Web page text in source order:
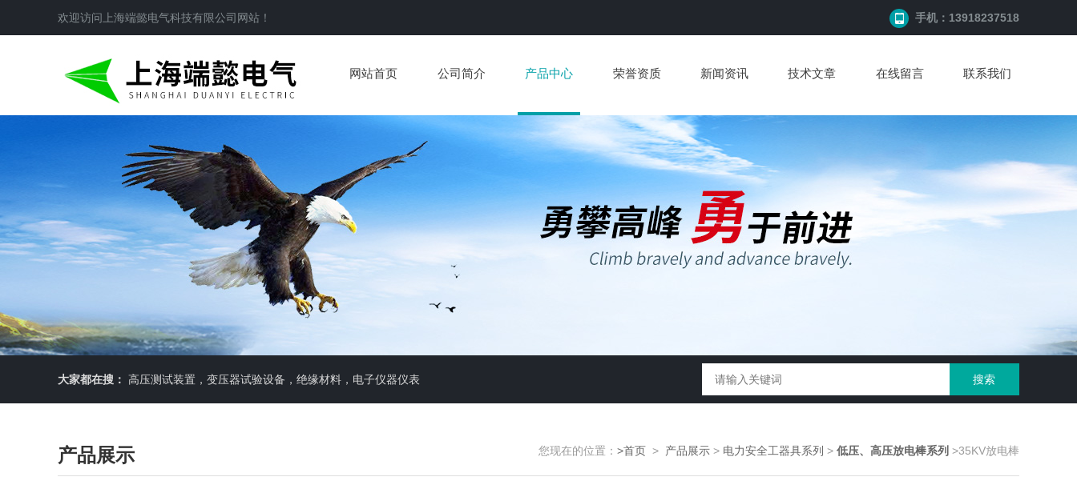
欢迎访问 上海端懿电气科技有限公司 网站！ 手机：13918237518
网站首页 公司简介 产品中心 荣誉资质 新闻资讯 技术文章 在线留言 联系我们
大家都在搜： 高压测试装置，变压器试验设备，绝缘材料，电子仪器仪表
产品展示 您现在的位置： >首页 > 产品展示 > 电力安全工器具系列 > 低压、高压放电棒系列 >35KV放电棒